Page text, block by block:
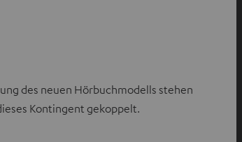
des neuen Hörbuchmodells stehen
Kontingent gekoppelt.